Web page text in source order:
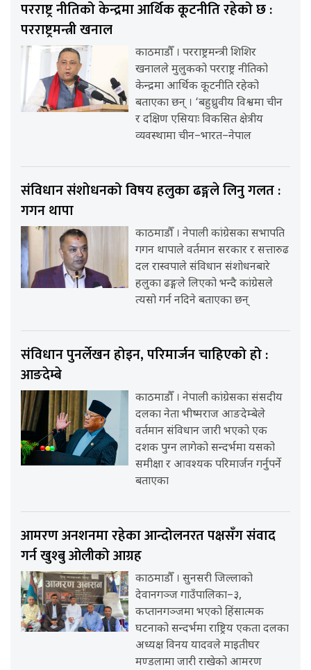
परराष्ट्र नीतिको केन्द्रमा आर्थिक कूटनीति रहेको छ :
परराष्ट्रमन्त्री खनाल
काठमाडौँ । परराष्ट्रमन्त्री शिशिर
खनालले मुलुकको परराष्ट्र नीतिको
केन्द्रमा आर्थिक कूटनीति रहेको
बताएका छन् । ‘बहुध्रुवीय विश्वमा चीन
र दक्षिण एसियाः विकसित क्षेत्रीय
व्यवस्थामा चीन–भारत–नेपाल
संविधान संशोधनको विषय हलुका ढङ्गले लिनु गलत :
गगन थापा
काठमाडौँ । नेपाली कांग्रेसका सभापति
गगन थापाले वर्तमान सरकार र सत्तारुढ
दल रास्वपाले संविधान संशोधनबारे
हलुका ढङ्गले लिएको भन्दै कांग्रेसले
त्यसो गर्न नदिने बताएका छन्
संविधान पुनर्लेखन होइन, परिमार्जन चाहिएको हो :
आङदेम्बे
काठमाडौँ । नेपाली कांग्रेसका संसदीय
दलका नेता भीष्मराज आङदेम्बेले
वर्तमान संविधान जारी भएको एक
दशक पुग्न लागेको सन्दर्भमा यसको
समीक्षा र आवश्यक परिमार्जन गर्नुपर्ने
बताएका
आमरण अनशनमा रहेका आन्दोलनरत पक्षसँग संवाद
गर्न खुश्बु ओलीको आग्रह
काठमाडौँ । सुनसरी जिल्लाको
देवानगञ्ज गाउँपालिका–३,
कप्तानगञ्जमा भएको हिंसात्मक
घटनाको सन्दर्भमा राष्ट्रिय एकता दलका
अध्यक्ष विनय यादवले माइतीघर
मण्डलामा जारी राखेको आमरण